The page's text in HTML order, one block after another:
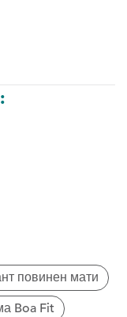
повинен мати
Boa Fit